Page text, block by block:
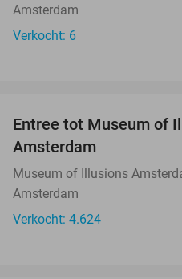
Amsterdam
Verkocht: 6
Entree tot Museum of
Amsterdam
Museum of Illusions
Amsterdam
Verkocht: 4.624